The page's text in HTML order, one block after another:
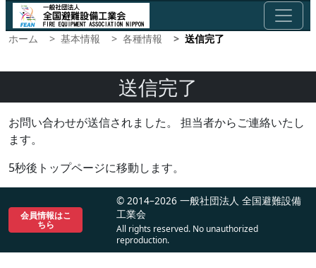
ホーム 基本情報 各種情報 送信完了
送信完了
お問い合わせが送信されました。 担当者からご連絡いたし
ます。
5秒後トップページに移動します。
会員情報はこ
ちら
© 2014–2026 一般社団法人 全国避難設備
工業会
All rights reserved. No unauthorized
reproduction.